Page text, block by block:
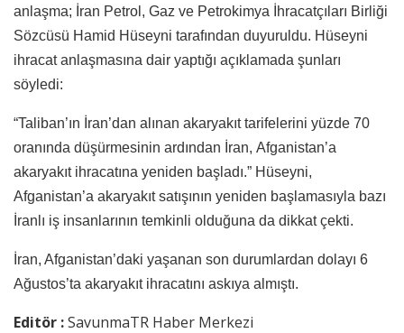
anlaşma; İran Petrol, Gaz ve Petrokimya İhracatçıları Birliği
Sözcüsü Hamid Hüseyni tarafından duyuruldu. Hüseyni
ihracat anlaşmasına dair yaptığı açıklamada şunları
söyledi:
“Taliban’ın İran’dan alınan akaryakıt tarifelerini yüzde 70
oranında düşürmesinin ardından İran, Afganistan’a
akaryakıt ihracatına yeniden başladı.” Hüseyni,
Afganistan’a akaryakıt satışının yeniden başlamasıyla bazı
İranlı iş insanlarının temkinli olduğuna da dikkat çekti.
İran, Afganistan’daki yaşanan son durumlardan dolayı 6
Ağustos’ta akaryakıt ihracatını askıya almıştı.
Editör :SavunmaTR Haber Merkezi